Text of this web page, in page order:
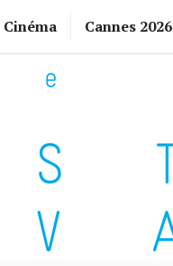
Cinéma Cannes 2026